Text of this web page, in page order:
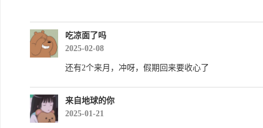
吃凉面了吗
2025-02-08
还有2个来月，冲呀，假期回来要收心了
来自地球的你
2025-01-21